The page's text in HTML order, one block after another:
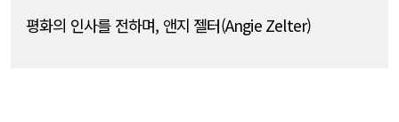
평화의 인사를 전하며, 앤지 젤터(Angie Zelter)